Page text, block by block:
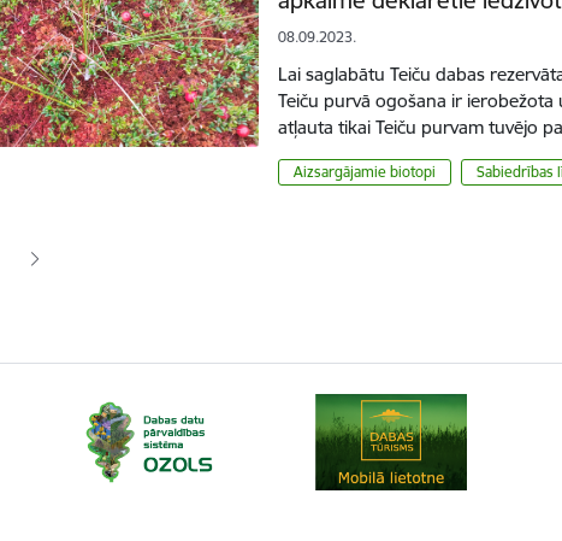
08.09.2023.
Lai saglabātu Teiču dabas
Teiču purvā ogošana ir
atļauta tikai Teiču purvam tuvējo
Aizsargājamie biotopi Sabiedrības
lapa